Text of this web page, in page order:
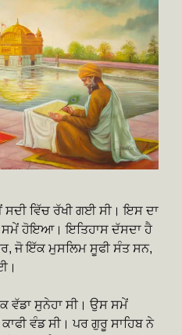
ਸਦੀ ਵਿੱਚ ਰੱਖੀ ਗਈ ਸੀ। ਇਸ ਦਾ
ਸਮੇਂ ਹੋਇਆ। ਇਤਿਹਾਸ ਦੱਸਦਾ ਹੈ
ਜੋ ਇੱਕ ਮੁਸਲਿਮ ਸੂਫੀ ਸੰਤ ਸਨ,
ਸੁਨੇਹਾ ਸੀ। ਉਸ ਸਮੇਂ
ਵੰਡ ਸੀ। ਪਰ ਗੁਰੂ ਸਾਹਿਬ ਨੇ